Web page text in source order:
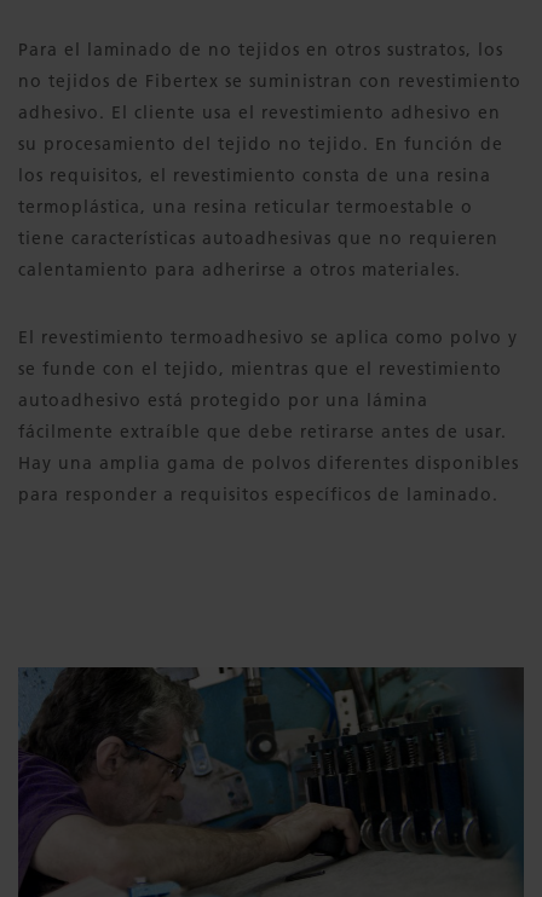
Para el laminado de no tejidos en otros sustratos, los
no tejidos de Fibertex se suministran con revestimiento
adhesivo. El cliente usa el revestimiento adhesivo en
su procesamiento del tejido no tejido. En función de
los requisitos, el revestimiento consta de una resina
termoplástica, una resina reticular termoestable o
tiene características autoadhesivas que no requieren
calentamiento para adherirse a otros materiales.
El revestimiento termoadhesivo se aplica como polvo y
se funde con el tejido, mientras que el revestimiento
autoadhesivo está protegido por una lámina
fácilmente extraíble que debe retirarse antes de usar.
Hay una amplia gama de polvos diferentes disponibles
para responder a requisitos específicos de laminado.